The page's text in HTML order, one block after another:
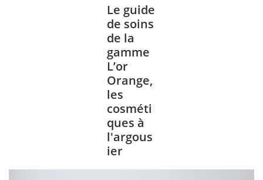
Le guide
de soins
de la
gamme
L’or
Orange,
les
cosméti
ques à
l'argous
ier